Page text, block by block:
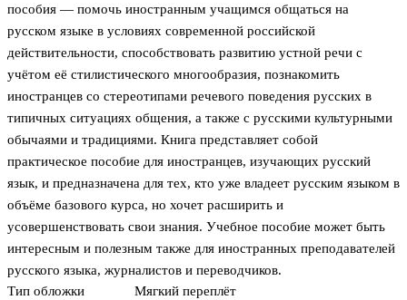
пособия — помочь иностранным учащимся общаться на
русском языке в условиях современной российской
действительности, способствовать развитию устной речи с
учётом её стилистического многообразия, познакомить
иностранцев со стереотипами речевого поведения русских в
типичных ситуациях общения, а также с русскими культурными
обычаями и традициями. Книга представляет собой
практическое пособие для иностранцев, изучающих русский
язык, и предназначена для тех, кто уже владеет русским языком в
объёме базового курса, но хочет расширить и
усовершенствовать свои знания. Учебное пособие может быть
интересным и полезным также для иностранных преподавателей
русского языка, журналистов и переводчиков.
Тип обложки
Мягкий переплёт